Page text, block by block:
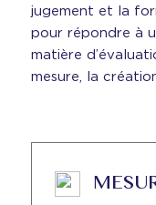
jugement et la
pour répondre à
matière
mesure, la